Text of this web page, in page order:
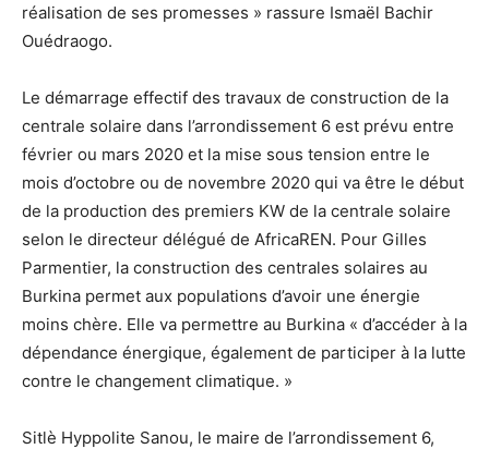
réalisation de ses promesses » rassure Ismaël Bachir
Ouédraogo.
Le démarrage effectif des travaux de construction de la
centrale solaire dans l’arrondissement 6 est prévu entre
février ou mars 2020 et la mise sous tension entre le
mois d’octobre ou de novembre 2020 qui va être le début
de la production des premiers KW de la centrale solaire
selon le directeur délégué de AfricaREN. Pour Gilles
Parmentier, la construction des centrales solaires au
Burkina permet aux populations d’avoir une énergie
moins chère. Elle va permettre au Burkina « d’accéder à la
dépendance énergique, également de participer à la lutte
contre le changement climatique. »
Sitlè Hyppolite Sanou, le maire de l’arrondissement 6,